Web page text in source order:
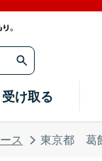
受け取る
ス 東京都 葛